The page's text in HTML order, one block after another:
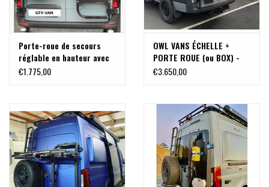
Porte-roue de secours
réglable en hauteur avec
échelle pour Mercedes
€1.775,00
OWL VANS ÉCHELLE +
PORTE ROUE (ou BOX) -
POUR SPRINTER VS30 /
€3.650,00